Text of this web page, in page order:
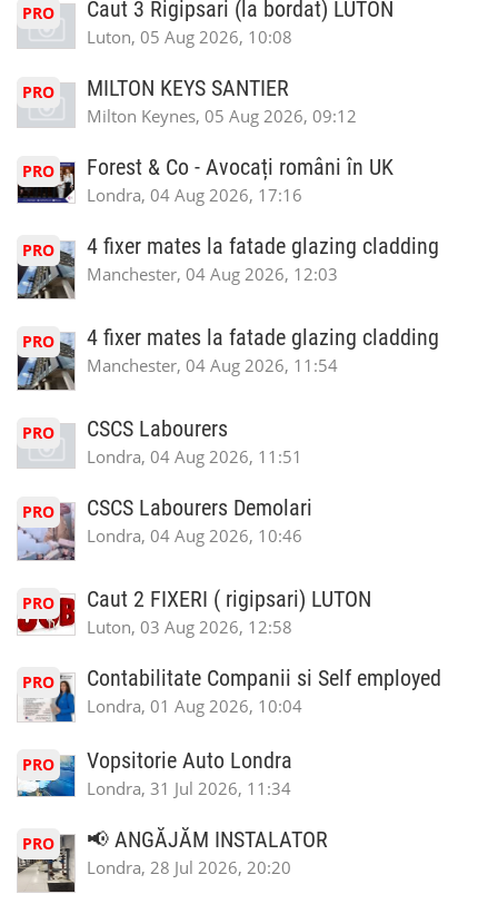
PRO Caut 3 Rigipsari (la bordat) LUTON
Luton, 05 Aug 2026, 10:08
PRO MILTON KEYS SANTIER
Milton Keynes, 05 Aug 2026, 09:12
PRO Forest & Co - Avocați români în UK
Londra, 04 Aug 2026, 17:16
PRO 4 fixer mates la fatade glazing cladding
Manchester, 04 Aug 2026, 12:03
PRO 4 fixer mates la fatade glazing cladding
Manchester, 04 Aug 2026, 11:54
PRO CSCS Labourers
Londra, 04 Aug 2026, 11:51
PRO CSCS Labourers Demolari
Londra, 04 Aug 2026, 10:46
PRO Caut 2 FIXERI ( rigipsari) LUTON
Luton, 03 Aug 2026, 12:58
PRO Contabilitate Companii si Self employed
Londra, 01 Aug 2026, 10:04
PRO Vopsitorie Auto Londra
Londra, 31 Jul 2026, 11:34
PRO 📢 ANGĂJĂM INSTALATOR
Londra, 28 Jul 2026, 20:20